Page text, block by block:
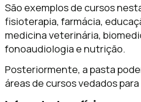
São exemplos de cursos
fisioterapia, farmácia,
medicina veterinária,
fonoaudiologia e nutrição.
Posteriormente, a pasta
áreas de cursos vedados para